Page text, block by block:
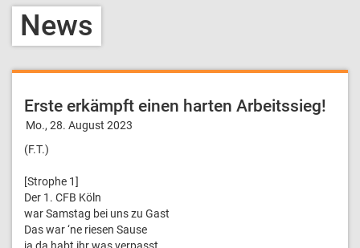
News
Erste erkämpft einen harten Arbeitssieg!
Mo., 28. August 2023
(F.T.)
[Strophe 1]
Der 1. CFB Köln
war Samstag bei uns zu Gast
Das war ‘ne riesen Sause